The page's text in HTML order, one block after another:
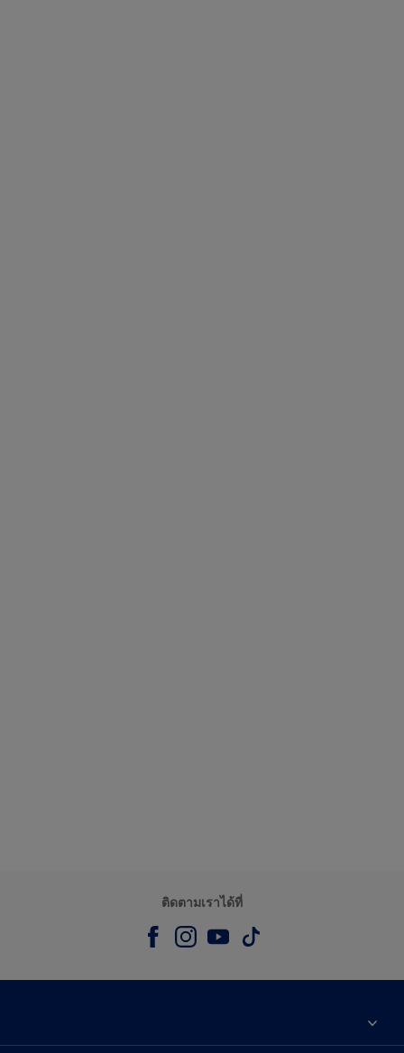
ติดตามเราได้ที่